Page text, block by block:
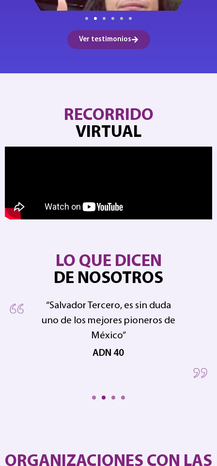
Ver testimonios
RECORRIDO
VIRTUAL
LO QUE DICEN
DE NOSOTROS
“Salvador Tercero, es sin duda
uno de los mejores pioneros de
México”
ADN 40
ORGANIZACIONES CON LAS